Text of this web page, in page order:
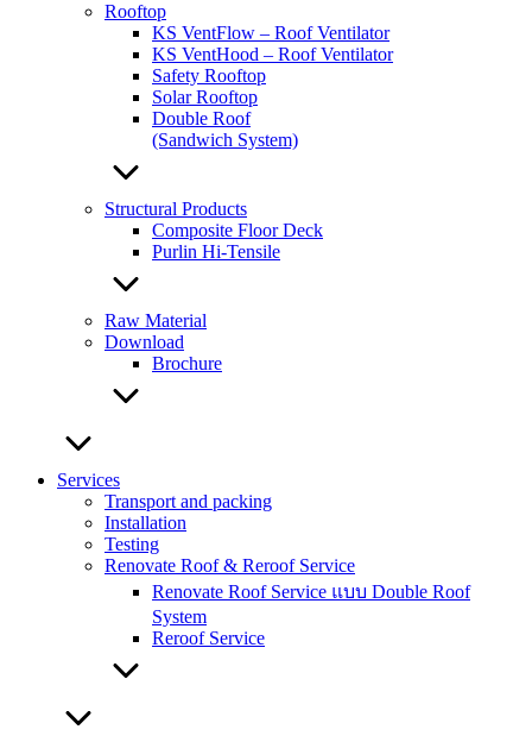
Rooftop
KS VentFlow – Roof Ventilator
KS VentHood – Roof Ventilator
Safety Rooftop
Solar Rooftop
Double Roof
(Sandwich System)
Structural Products
Composite Floor Deck
Purlin Hi-Tensile
Raw Material
Download
Brochure
Services
Transport and packing
Installation
Testing
Renovate Roof & Reroof Service
Renovate Roof Service แบบ Double Roof
System
Reroof Service